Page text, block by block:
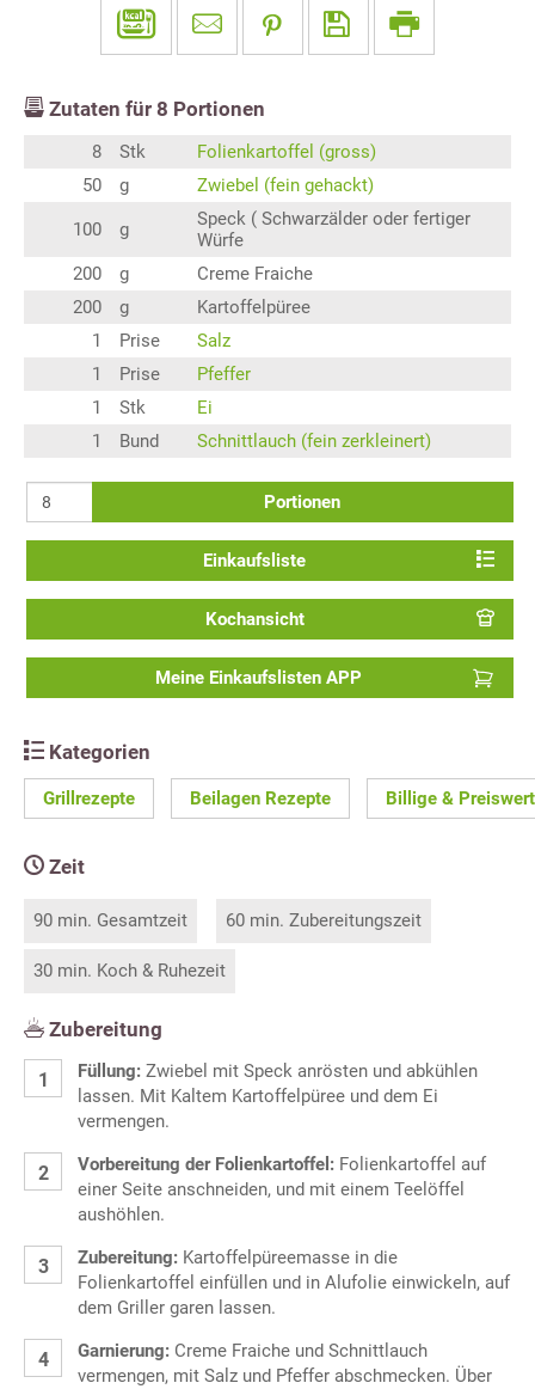
Zutaten für 8 Portionen
8 Stk
Folienkartoffel (gross)
50
g Zwiebel (fein gehackt)
100 g
Speck ( Schwarzälder oder fertiger
Würfe
200
g
Creme Fraiche
200
g
Kartoffelpüree
1
Prise
Salz
1
Prise
Pfeffer
1
Stk
Ei
1
Bund Schnittlauch (fein zerkleinert)
Portionen
Einkaufsliste
Kochansicht
Meine Einkaufslisten APP
Kategorien
Grillrezepte Beilagen Rezepte Billige &
Zeit
90 min. Gesamtzeit 60 min. Zubereitungszeit
30 min. Koch & Ruhezeit
Zubereitung
Füllung: Zwiebel mit Speck anrösten und abkühlen
lassen. Mit Kaltem Kartoffelpüree und dem Ei
vermengen.
Vorbereitung der Folienkartoffel: Folienkartoffel auf
einer Seite anschneiden, und mit einem Teelöffel
aushöhlen.
Zubereitung: Kartoffelpüreemasse in die
Folienkartoffel einfüllen und in Alufolie einwickeln, auf
dem Griller garen lassen.
Garnierung: Creme Fraiche und Schnittlauch
vermengen, mit Salz und Pfeffer abschmecken. Über